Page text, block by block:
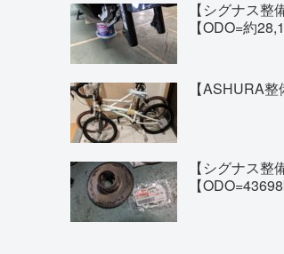
【シグナス
【ODO=約
【ASHURA
【シグナス
【